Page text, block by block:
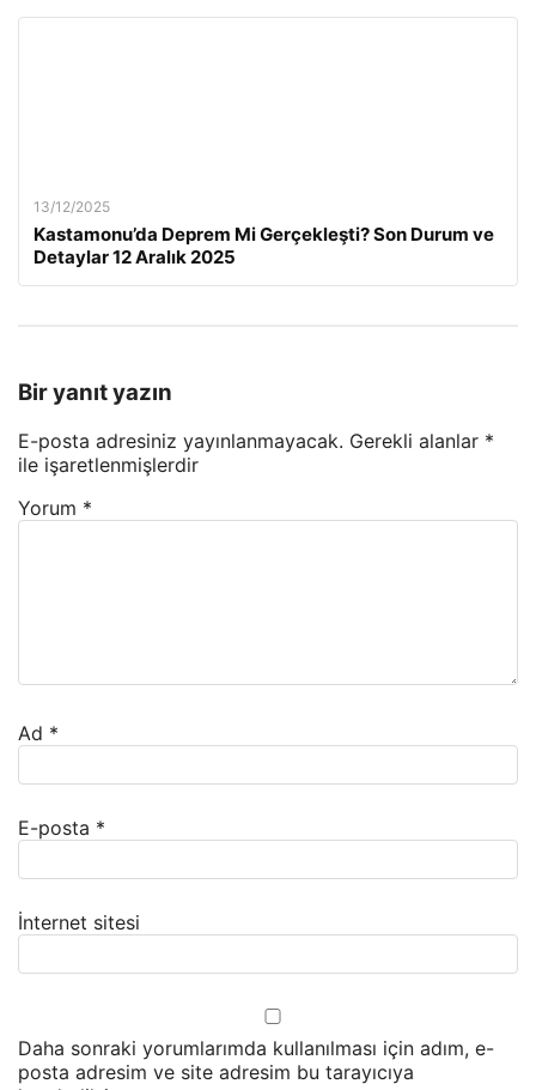
13/12/2025
Kastamonu’da Deprem Mi Gerçekleşti? Son Durum ve
Detaylar 12 Aralık 2025
Bir yanıt yazın
E-posta adresiniz yayınlanmayacak. Gerekli alanlar *
ile işaretlenmişlerdir
Yorum *
Ad *
E-posta *
İnternet sitesi
Daha sonraki yorumlarımda kullanılması için adım, e-
posta adresim ve site adresim bu tarayıcıya